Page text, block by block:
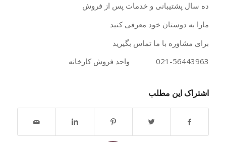
ده سال پشتیبانی و خدمات پس از فروش
مارا به دوستان خود معرفی کنید
برای مشاوره با ما تماس بگیرید
021-56443963 واحد فروش کارخانه
اشتراک این مطلب